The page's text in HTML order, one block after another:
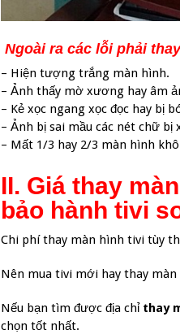
Ngoài ra các lỗi phải
– Hiện tượng trắng màn hình.
– Ảnh thấy mờ xương hay âm
– Kẻ xọc ngang xọc đọc hay bị
– Ảnh bị sai mầu các nét chữ bị
– Mất 1/3 hay 2/3 màn hình
II. Giá thay
bảo hành tivi
Chi phí thay màn hình tivi tùy
Nên mua tivi mới hay thay màn
Nếu bạn tìm được địa chỉ thay
chọn tốt nhất.